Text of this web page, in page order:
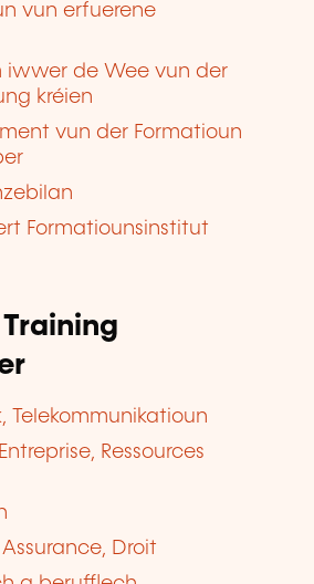
vun erfuerene
iwwer de Wee vun der
kréien
vun der Formatioun
Formatiounsinstitut
Training
Telekommunikatioun
Ressources
Droit